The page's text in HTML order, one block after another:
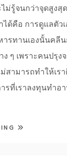
ม่รู้จนกว่าจุดสูงสุ
ด้คือ การดูแลตัวเ
รทานเองนั้นคลี
ๆ เพราะคนปรุง
สามารถทำให้เร
รที่เราลงทุนทำอ